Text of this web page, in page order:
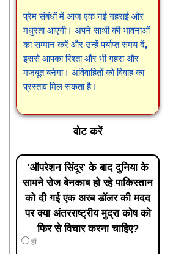
प्रेम संबंधों में आज एक नई गहराई और
मधुरता आएगी। अपने साथी की भावनाओं
का सम्मान करें और उन्हें पर्याप्त समय दें,
इससे आपका रिश्ता और भी गहरा और
मजबूत बनेगा। अविवाहितों को विवाह का
प्रस्ताव मिल सकता है।
वोट करें
'ऑपरेशन सिंदूर' के बाद दुनिया के
सामने रोज बेनकाब हो रहे पाकिस्तान
को दी गई एक अरब डॉलर की मदद
पर क्या अंतरराष्ट्रीय मुद्रा कोष को
फिर से विचार करना चाहिए?
हाँ